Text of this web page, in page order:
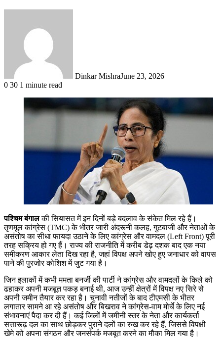
Dinkar MishraJune 23, 2026
0 30 1 minute read
पश्‍चिम बंगालकी सियासत में इन दिनों बड़े बदलाव के संकेत मिल रहे हैं।
तृणमूल कांग्रेस (TMC) के भीतर जारी अंदरूनी कलह, गुटबाजी और नेताओं के
असंतोष का सीधा फायदा उठाने के लिए कांग्रेस और वामदल (Left Front) पूरी
तरह सक्रिय हो गए हैं। राज्य की राजनीति में करीब डेढ़ दशक बाद एक नया
समीकरण आकार लेता दिख रहा है, जहां विपक्ष अपने खोए हुए जनाधार को वापस
पाने की पुरजोर कोशिश में जुट गया है।
जिन इलाकों में कभी ममता बनर्जी की पार्टी ने कांग्रेस और वामदलों के किले को
ढहाकर अपनी मजबूत पकड़ बनाई थी, आज उन्हीं क्षेत्रों में विपक्ष नए सिरे से
अपनी जमीन तैयार कर रहा है। चुनावी नतीजों के बाद टीएमसी के भीतर
लगातार सामने आ रहे असंतोष और बिखराव ने कांग्रेस-वाम मोर्चे के लिए नई
संभावनाएं पैदा कर दी हैं। कई जिलों में जमीनी स्तर के नेता और कार्यकर्ता
सत्तारूढ़ दल का साथ छोड़कर पुराने दलों का रुख कर रहे हैं, जिससे विपक्षी
खेमे को अपना संगठन और जनसंपर्क मजबूत करने का मौका मिल गया है।